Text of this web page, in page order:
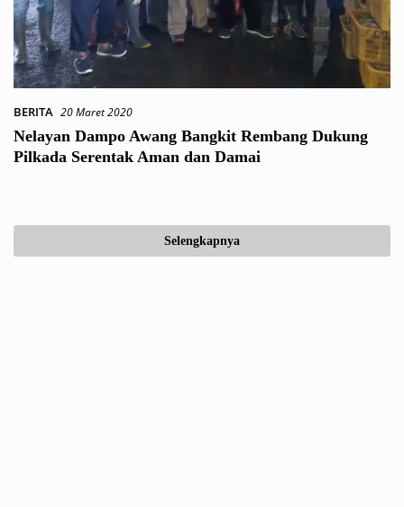
BERITA 20 Maret 2020
Nelayan Dampo Awang Bangkit Rembang Dukung
Pilkada Serentak Aman dan Damai
Selengkapnya